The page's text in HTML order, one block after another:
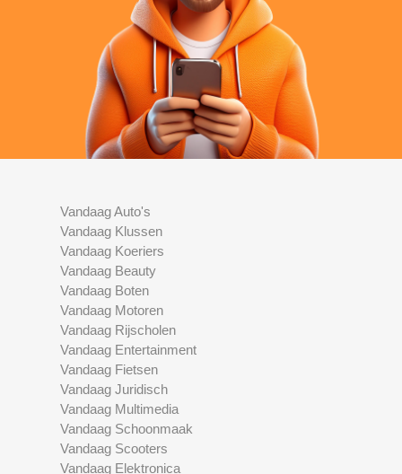
Vandaag Auto's
Vandaag Klussen
Vandaag Koeriers
Vandaag Beauty
Vandaag Boten
Vandaag Motoren
Vandaag Rijscholen
Vandaag Entertainment
Vandaag Fietsen
Vandaag Juridisch
Vandaag Multimedia
Vandaag Schoonmaak
Vandaag Scooters
Vandaag Elektronica